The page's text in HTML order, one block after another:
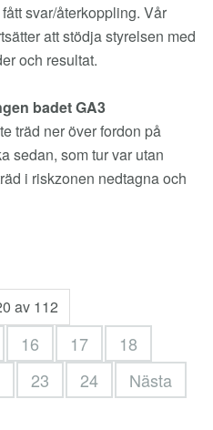
svar/återkoppling. Vår
att stödja styrelsen med
och resultat.
badet GA3
träd ner över fordon på
sedan, som tur var utan
i riskzonen nedtagna och
av 112
16 17
18
23 24
Nästa